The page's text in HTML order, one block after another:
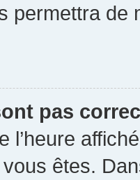
permettra de
pas
l’heure
êtes.